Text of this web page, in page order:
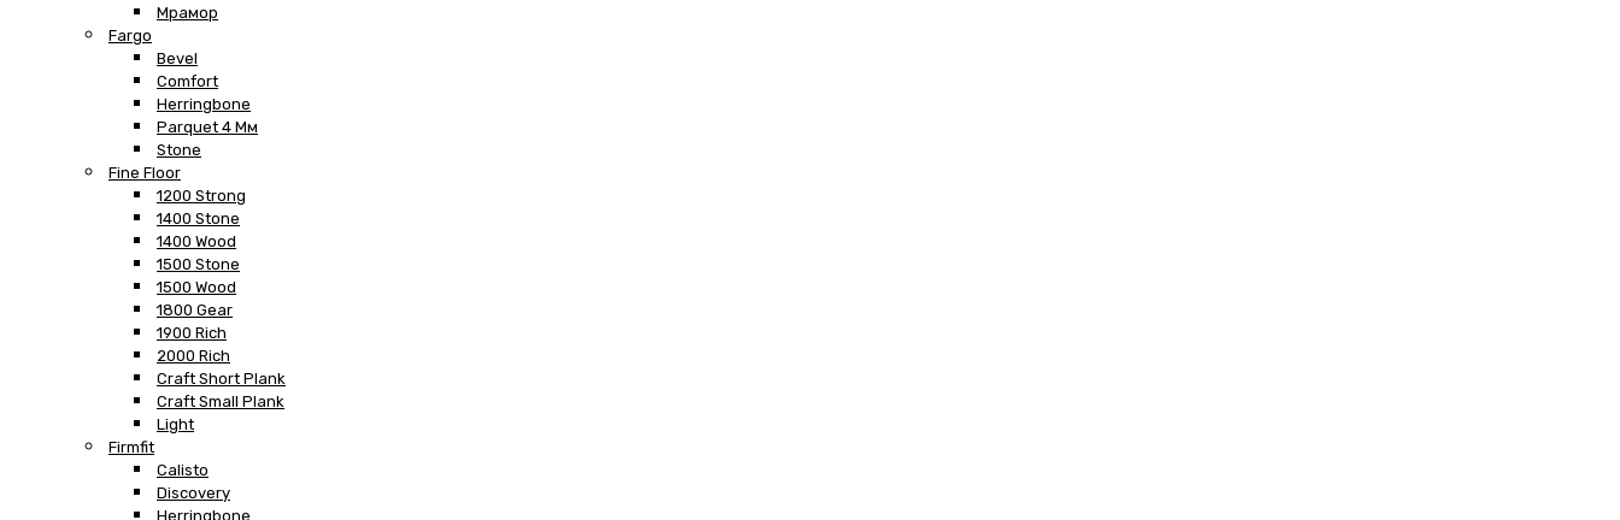
Мрамор
Fargo
Bevel
Comfort
Herringbone
Parquet 4 Мм
Stone
Fine Floor
1200 Strong
1400 Stone
1400 Wood
1500 Stone
1500 Wood
1800 Gear
1900 Rich
2000 Rich
Craft Short Plank
Craft Small Plank
Light
Firmfit
Calisto
Discovery
Herringbone